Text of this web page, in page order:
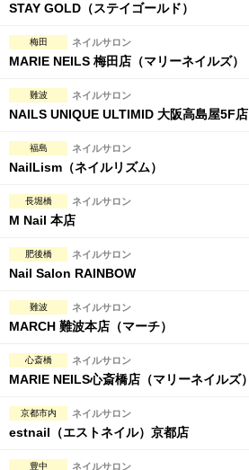
STAY GOLD（ステイゴールド）
梅田 ネイルサロン
MARIE NEILS 梅田店（マリーネイルズ）
難波 ネイルサロン
NAILS UNIQUE ULTIMID 大阪高島屋5F店
福島 ネイルサロン
NailLism（ネイルリズム）
長堀橋 ネイルサロン
M Nail 本店
肥後橋 ネイルサロン
Nail Salon RAINBOW
難波 ネイルサロン
MARCH 難波本店（マーチ）
心斎橋 ネイルサロン
MARIE NEILS心斎橋店（マリーネイルズ）
京都市内 ネイルサロン
estnail（エストネイル）京都店
豊中 ネイルサロン